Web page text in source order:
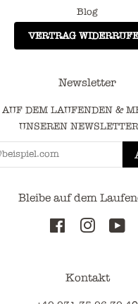
Blog
VERTRAG
Newsletter
DEM LAUFENDEN &
UNSEREN
Bleibe auf dem
Facebook
Kontakt